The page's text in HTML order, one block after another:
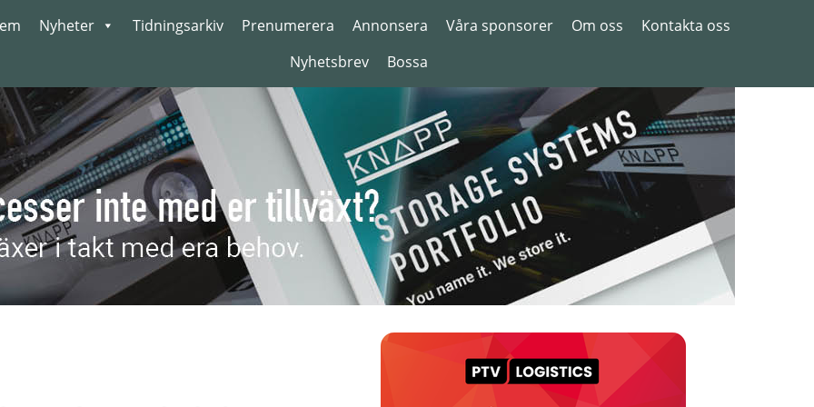
Nyheter Tidningsarkiv Prenumerera Annonsera Våra sponsorer Om oss
Kontakta oss
Nyhetsbrev
Bossa